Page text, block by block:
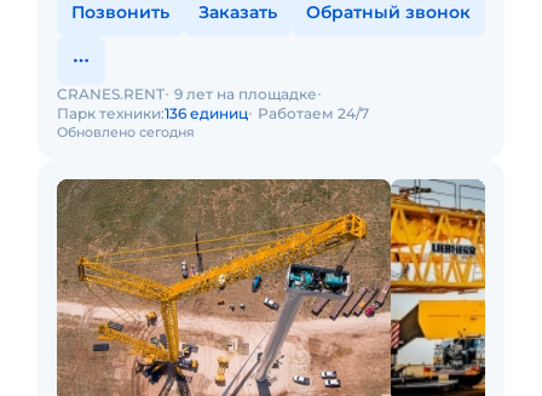
Позвонить Заказать Обратный звонок
Обновлено сегодня
CRANES.RENT 9 лет на площадке
Парк техники:136 единиц Работаем 24/7